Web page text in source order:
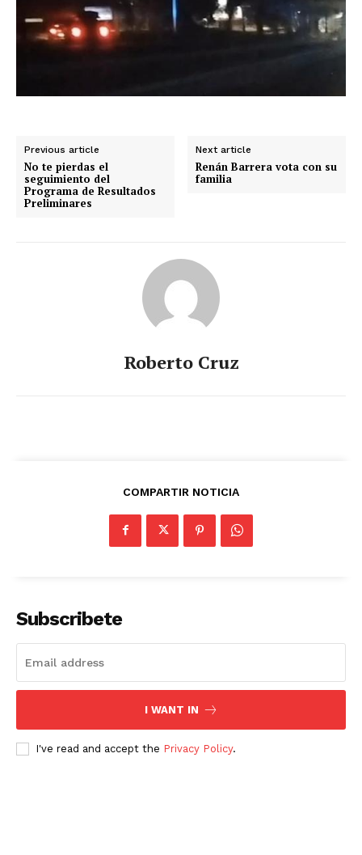
Previous article
No te pierdas el
seguimiento del
Programa de Resultados
Preliminares
Next article
Renán Barrera vota con su
familia
Roberto Cruz
COMPARTIR NOTICIA
Subscribete
I WANT IN
I've read and accept the Privacy Policy.